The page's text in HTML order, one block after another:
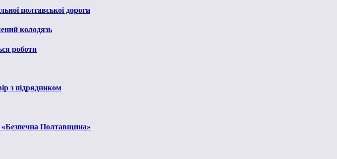
полтавської дороги
колодязь
роботи
з підрядником
Полтавщина»